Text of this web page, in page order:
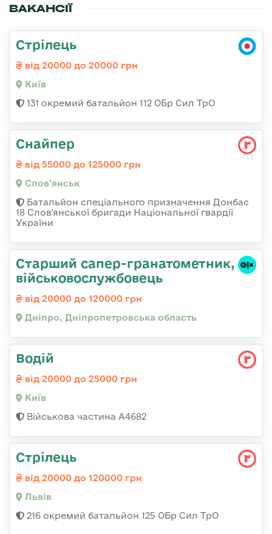
ВАКАНСІЇ
Стрілець
від 20000 до 20000 грн
Київ
131 окремий батальйон 112 ОБр Сил ТрО
Снайпер
від 55000 до 125000 грн
Слов'янськ
Батальйон спеціального призначення Донбас
18 Слов'янської бригади Національної гвардії
України
Старший сапер-гранатометник,
військовослужбовець
від 20000 до 120000 грн
Дніпро, Дніпропетровська область
Водій
від 20000 до 25000 грн
Київ
Військова частина А4682
Стрілець
від 20000 до 120000 грн
Львів
216 окремий батальйон 125 ОБр Сил ТрО